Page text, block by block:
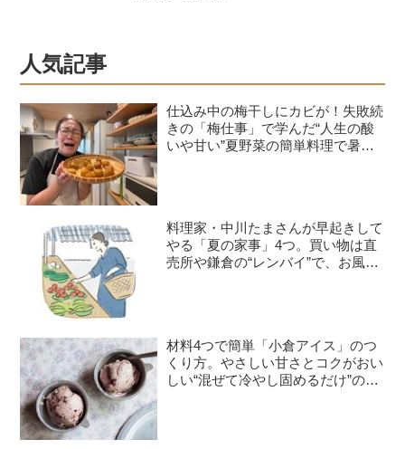
てもらいました。
人気記事
仕込み中の梅干しにカビが！失敗続
きの「梅仕事」で学んだ“人生の酸
いや甘い”夏野菜の簡単料理で暑さ
料理家・中川たまさんが早起きして
やる「夏の家事」4つ。買い物は直
売所や鎌倉の“レンバイ”で、お風呂
材料4つで簡単「小倉アイス」のつ
くり方。やさしい甘さとコクがおい
しい“混ぜて冷やし固めるだけ”のひ